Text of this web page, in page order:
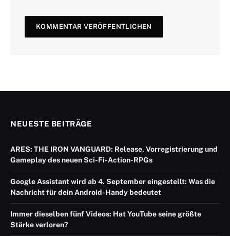
NEUESTE BEITRÄGE
ARES: THE IRON VANGUARD: Release, Vorregistrierung und
Gameplay des neuen Sci-Fi-Action-RPGs
Google Assistant wird ab 4. September eingestellt: Was die
Nachricht für dein Android-Handy bedeutet
Immer dieselben fünf Videos: Hat YouTube seine größte
Stärke verloren?